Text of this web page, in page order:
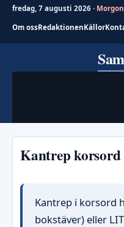
fredag, 7 augusti 2026 ·
Om ossRedaktionenKällor
Kantrep korsord
Kantrep i korsord
bokstäver) eller